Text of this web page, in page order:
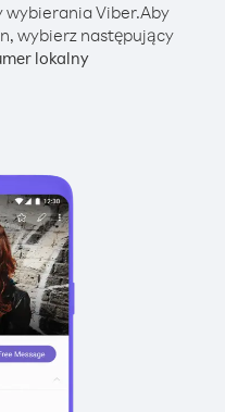
Viber.Aby
wybierz następujący
lokalny